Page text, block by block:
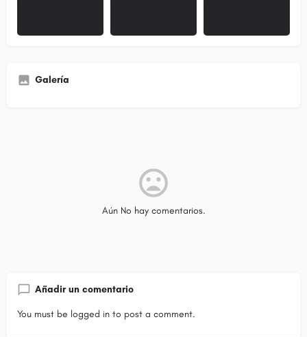
Galería
Aún No hay comentarios.
Añadir un comentario
You must be logged in to post a comment.